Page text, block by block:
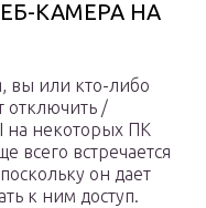
КАМЕРА НА
вы или кто-либо
отключить /
на некоторых ПК
всего встречается
он дает
к ним доступ.